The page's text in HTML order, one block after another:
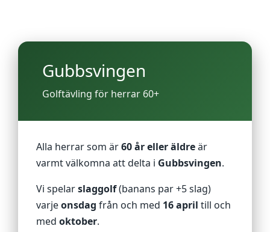
Gubbsvingen
Golftävling för herrar 60+
Alla herrar som är60 år eller äldreär
varmt välkomna att delta i Gubbsvingen.
Vi spelarslaggolf(banans par +5 slag)
varjeonsdag från och med 16 april till och
med oktober.